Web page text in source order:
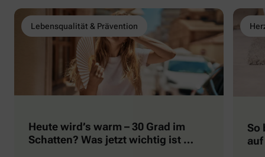
Lebensqualität & Prävention
Heute wird’s warm – 30 Grad im
Schatten? Was jetzt wichtig ist …
So